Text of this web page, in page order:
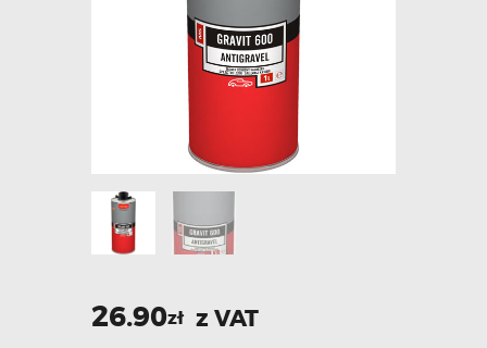
26.90zł z VAT